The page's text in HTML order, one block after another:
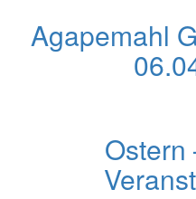
Agapemahl
Ostern